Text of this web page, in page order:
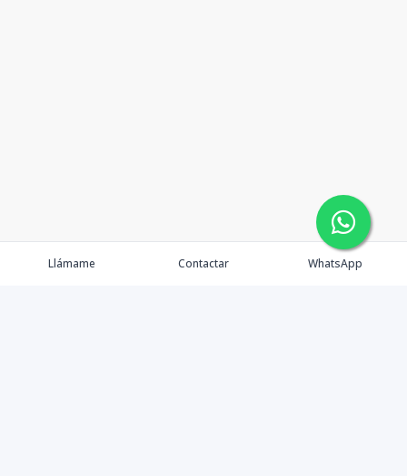
Llámame Contactar WhatsApp